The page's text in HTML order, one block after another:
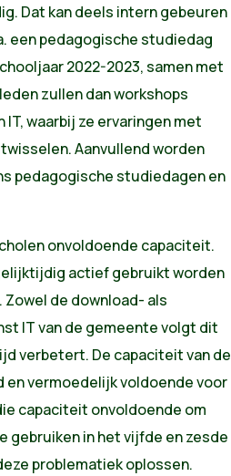
Dat kan deels intern gebeuren
een pedagogische studiedag
2022-2023, samen met
zullen dan workshops
IT, waarbij ze ervaringen met
Aanvullend worden
pedagogische studiedagen en
onvoldoende capaciteit.
actief gebruikt worden
de download- als
IT van de gemeente volgt dit
verbetert. De capaciteit van de
en vermoedelijk voldoende voor
capaciteit onvoldoende om
gebruiken in het vijfde en zesde
problematiek oplossen.